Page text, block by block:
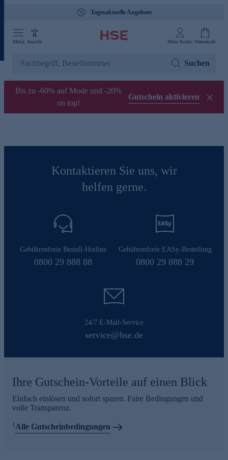
Tagesaktuelle Angebote
Menü Ansicht Mein Konto Warenkorb
Suchen
Bis zu -60% auf Mode und -20%
on top!
Gutschein aktivieren
Kontaktieren Sie uns, wir
helfen gerne.
Gebührenfreie Bestell-Hotline
0800 29 888 88
Gebührenfreie EASy-Bestellung
0800 29 888 29
24/7 E-Mail-Service
service@hse.de
Ihre Gutschein-Vorteile auf einen Blick
Einfach einlösen und sofort sparen. Faire Bedingungen und
volle Transparenz.
1Alle Gutscheinbedingungen